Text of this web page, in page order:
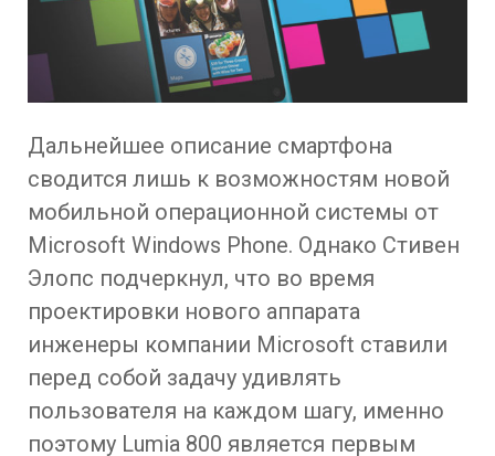
Дальнейшее описание смартфона
сводится лишь к возможностям новой
мобильной операционной системы от
Microsoft Windows Phone. Однако Стивен
Элопс подчеркнул, что во время
проектировки нового аппарата
инженеры компании Microsoft ставили
перед собой задачу удивлять
пользователя на каждом шагу, именно
поэтому Lumia 800 является первым